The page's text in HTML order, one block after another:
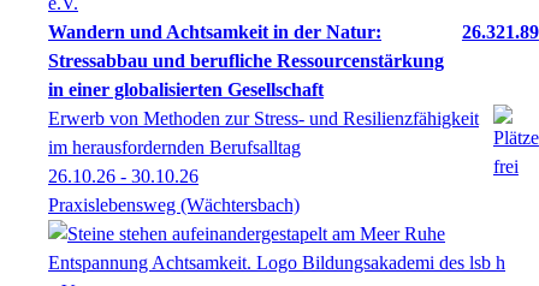
Wandern und Achtsamkeit in der Natur:
Stressabbau und berufliche Ressourcenstärkung
in einer globalisierten Gesellschaft
26.321.89
Erwerb von Methoden zur Stress- und Resilienzfähigkeit
im herausfordernden Berufsalltag
26.10.26 - 30.10.26
Praxislebensweg (Wächtersbach)